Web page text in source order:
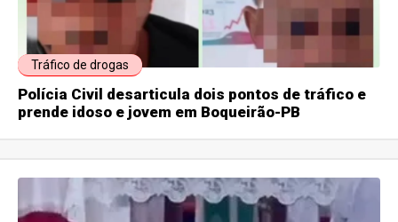
Tráfico de drogas
Polícia Civil desarticula dois pontos de tráfico e
prende idoso e jovem em Boqueirão-PB